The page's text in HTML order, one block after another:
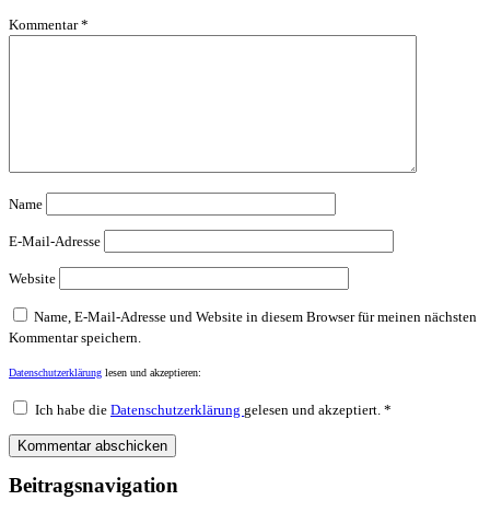
Kommentar*
Name
E-Mail-Adresse
Website
Name, E-Mail-Adresse und Website in diesem Browser für meinen nächsten
Kommentar speichern.
Datenschutzerklärung lesen und akzeptieren:
Ich habe die Datenschutzerklärung gelesen und akzeptiert. *
Beitragsnavigation